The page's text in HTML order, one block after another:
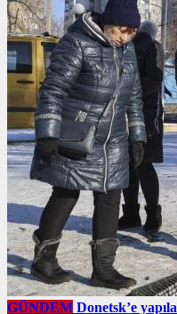
GÜNDEM Donetsk’e